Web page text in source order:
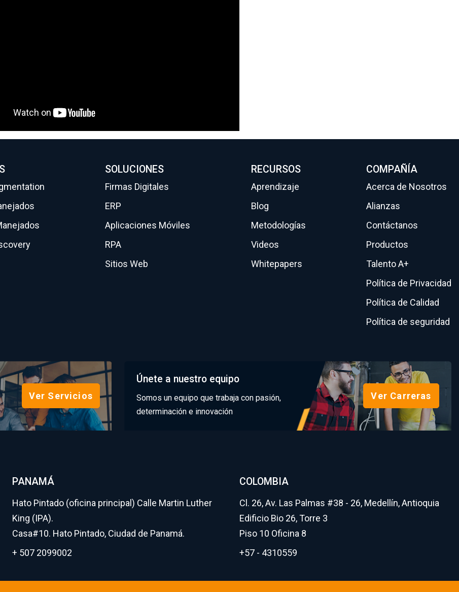
SOLUCIONES
Firmas Digitales
ERP
Aplicaciones Móviles
RPA
Sitios Web
RECURSOS
Aprendizaje
Blog
Metodologías
Videos
Whitepapers
COMPAÑÍA
Acerca de Nosotros
Alianzas
Contáctanos
Productos
Talento A+
Política de Privacidad
Política de Calidad
Política de seguridad
Ver Servicios
Únete a nuestro equipo
Somos un equipo que trabaja con pasión,
determinación e innovación
Ver Carreras
PANAMÁ
Hato Pintado (oficina principal) Calle Martin Luther
King (IPA).
Casa#10. Hato Pintado, Ciudad de Panamá.
+ 507 2099002
COLOMBIA
Cl. 26, Av. Las Palmas #38 - 26, Medellín, Antioquia
Edificio Bio 26, Torre 3
Piso 10 Oficina 8
+57 - 4310559